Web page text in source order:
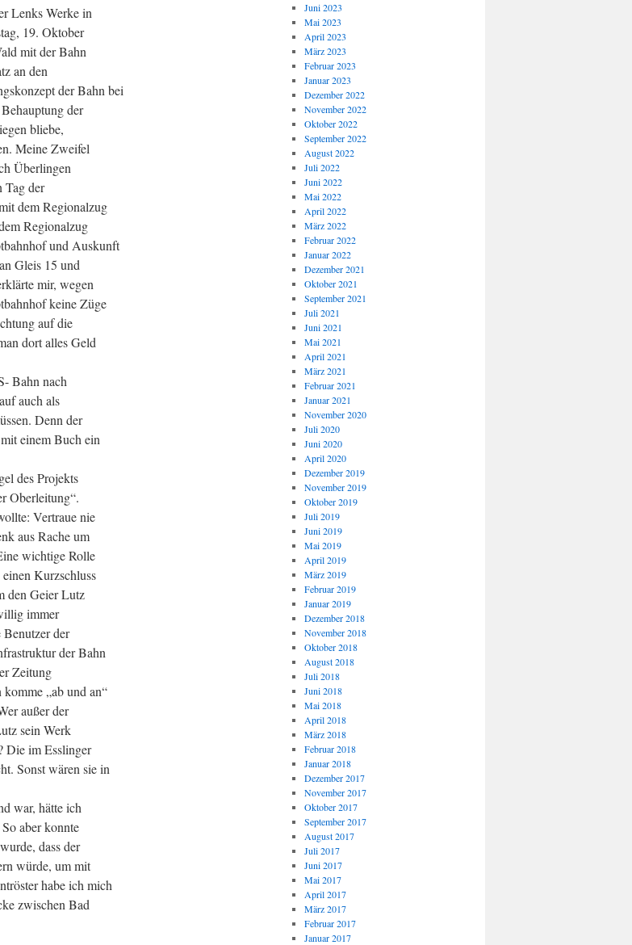
Lenks Werke in
19. Oktober
mit der Bahn
an den
der Bahn bei
der
bliebe,
Meine Zweifel
Überlingen
Tag der
dem Regionalzug
Regionalzug
und Auskunft
Gleis 15 und
mir, wegen
keine Züge
auf die
dort alles Geld
Bahn nach
auch als
Denn der
einem Buch ein
des Projekts
Oberleitung“.
Vertraue nie
aus Rache um
wichtige Rolle
Kurzschluss
den Geier Lutz
immer
der
der Bahn
Zeitung
„ab und an“
außer der
sein Werk
Die im Esslinger
Sonst wären sie in
war, hätte ich
aber konnte
dass der
würde, um mit
habe ich mich
zwischen Bad
Juni 2023
Mai 2023
April 2023
März 2023
Februar 2023
Januar 2023
Dezember 2022
November 2022
Oktober 2022
September 2022
August 2022
Juli 2022
Juni 2022
Mai 2022
April 2022
März 2022
Februar 2022
Januar 2022
Dezember 2021
Oktober 2021
September 2021
Juli 2021
Juni 2021
Mai 2021
April 2021
März 2021
Februar 2021
Januar 2021
November 2020
Juli 2020
Juni 2020
April 2020
Dezember 2019
November 2019
Oktober 2019
Juli 2019
Juni 2019
Mai 2019
April 2019
März 2019
Februar 2019
Januar 2019
Dezember 2018
November 2018
Oktober 2018
August 2018
Juli 2018
Juni 2018
Mai 2018
April 2018
März 2018
Februar 2018
Januar 2018
Dezember 2017
November 2017
Oktober 2017
September 2017
August 2017
Juli 2017
Juni 2017
Mai 2017
April 2017
März 2017
Februar 2017
Januar 2017